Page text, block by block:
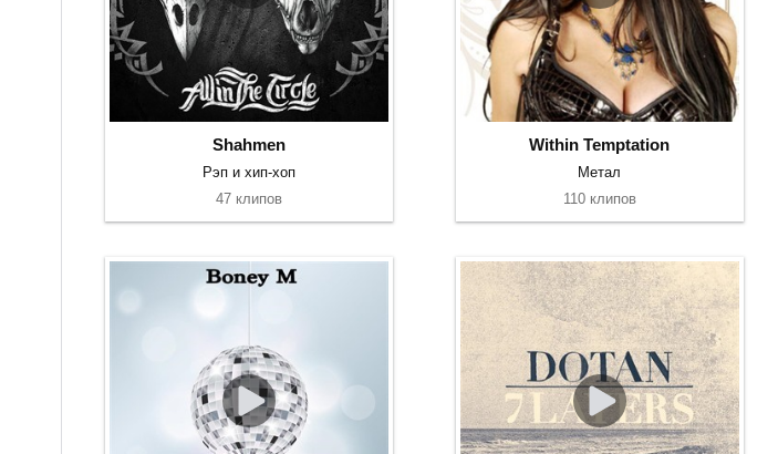
Shahmen
Рэп и хип-хоп
47 клипов
Within Temptation
Метал
110 клипов